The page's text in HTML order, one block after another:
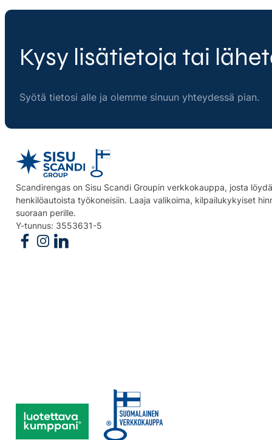
Kysy lisätietoja tai
Syötä tietosi alle ja olemme sinuun yhteydessä pian.
Scandirengas on Sisu Scandi Groupin verkkokauppa, josta
henkilöautoista työkoneisiin. Laaja valikoima, kilpailukykyiset
suoraan perille.
Y-tunnus: 3553631-5
Follow us on Facebook
Follow us on Instagram
Follow us on Linkedin